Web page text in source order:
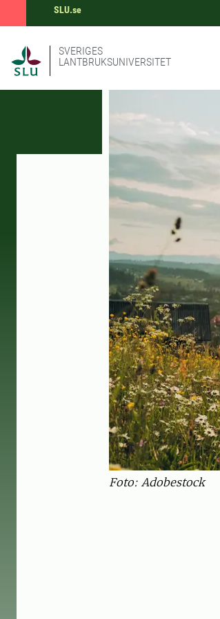
SLU.se
SVERIGES
LANTBRUKSUNIVERSITET
Foto: Adobestock